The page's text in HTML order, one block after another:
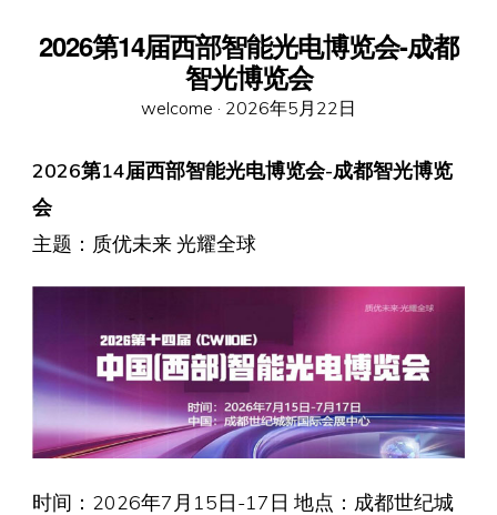
2026第14届西部智能光电博览会-成都
智光博览会
welcome · Posted
2026年5月22日
2026第14届西部智能光电博览会-成都智光博览
会
主题：质优未来 光耀全球
时间：2026年7月15日-17日 地点：成都世纪城